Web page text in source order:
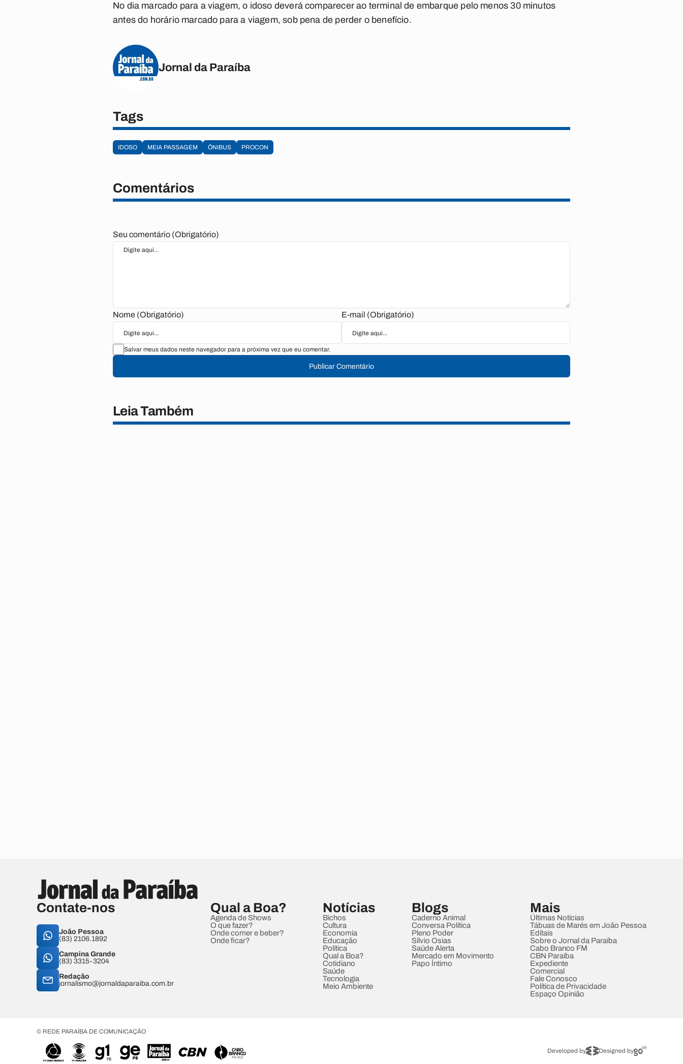
No dia marcado para a viagem, o idoso deverá comparecer ao terminal de embarque pelo menos 30 minutos
antes do horário marcado para a viagem, sob pena de perder o benefício.
Jornal da Paraíba
Tags
IDOSO MEIA PASSAGEM ÔNIBUS PROCON
Comentários
Seu comentário (Obrigatório)
Nome (Obrigatório) E-mail (Obrigatório)
Salvar meus dados neste navegador para a próxima vez que eu comentar.
Publicar Comentário
Leia Também
Contate-nos
João Pessoa
(83) 2106.1892
Campina Grande
(83) 3315-3204
Redação
jornalismo@jornaldaparaiba.com.br
Qual a Boa?
Agenda de Shows
O que fazer?
Onde comer e beber?
Onde ficar?
Notícias
Bichos
Cultura
Economia
Educação
Política
Qual a Boa?
Cotidiano
Saúde
Tecnologia
Meio Ambiente
Blogs
Caderno Animal
Conversa Política
Pleno Poder
Sílvio Osias
Saúde Alerta
Mercado em Movimento
Papo Íntimo
Mais
Últimas Notícias
Tábuas de Marés em João Pessoa
Editais
Sobre o Jornal da Paraíba
Cabo Branco FM
CBN Paraíba
Expediente
Comercial
Fale Conosco
Política de Privacidade
Espaço Opinião
© REDE PARAÍBA DE COMUNICAÇÃO
Developed by Designed by